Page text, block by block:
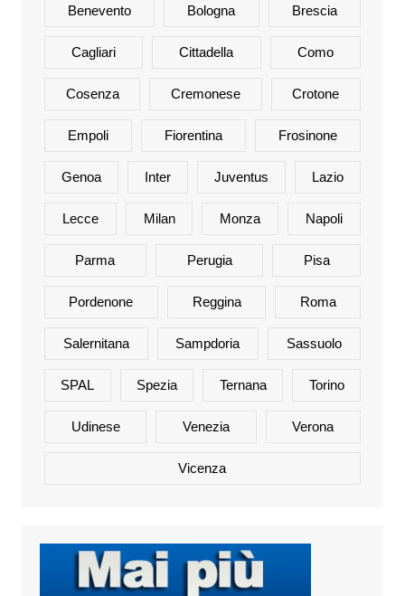
Benevento Bologna Brescia
Cagliari Cittadella Como
Cosenza Cremonese Crotone
Empoli Fiorentina Frosinone
Genoa Inter Juventus Lazio
Lecce Milan Monza Napoli
Parma Perugia Pisa
Pordenone Reggina Roma
Salernitana Sampdoria Sassuolo
SPAL Spezia Ternana Torino
Udinese Venezia Verona
Vicenza